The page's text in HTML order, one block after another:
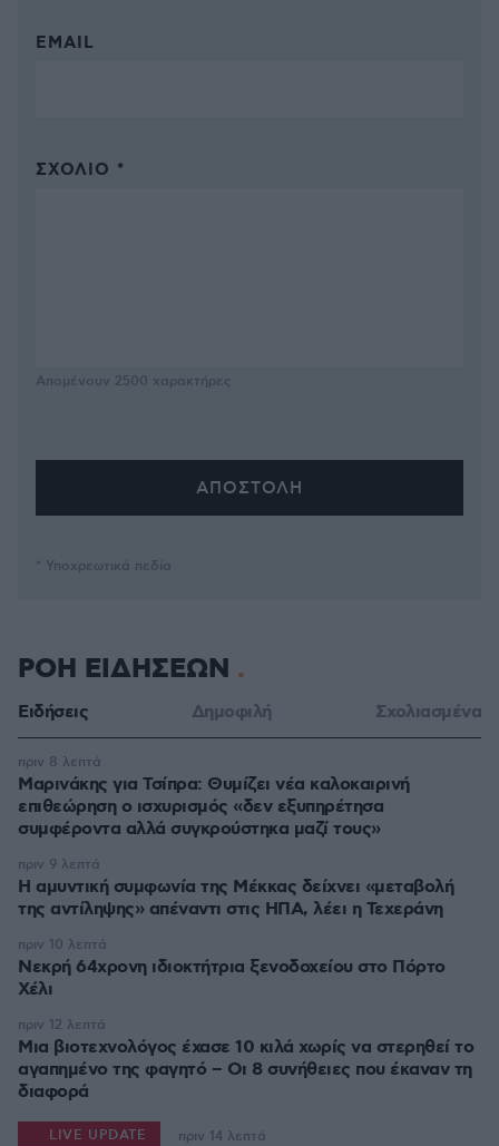
EMAIL
ΣΧΌΛΙΟ *
Απομένουν 2500 χαρακτήρες
* Υποχρεωτικά πεδία
ΡΟΗ ΕΙΔΗΣΕΩΝ
Ειδήσεις Δημοφιλή Σχολιασμένα
Μαρινάκης για Τσίπρα: Θυμίζει νέα καλοκαιρινή
επιθεώρηση ο ισχυρισμός «δεν εξυπηρέτησα
συμφέροντα αλλά συγκρούστηκα μαζί τους»
πριν 8 λεπτά
Η αμυντική συμφωνία της Μέκκας δείχνει «μεταβολή
της αντίληψης» απέναντι στις ΗΠΑ, λέει η Τεχεράνη
πριν 9 λεπτά
Νεκρή 64χρονη ιδιοκτήτρια ξενοδοχείου στο Πόρτο
Χέλι
πριν 10 λεπτά
Μια βιοτεχνολόγος έχασε 10 κιλά χωρίς να στερηθεί το
αγαπημένο της φαγητό – Οι 8 συνήθειες που έκαναν τη
διαφορά
πριν 12 λεπτά
LIVE UPDATE πριν 14 λεπτά